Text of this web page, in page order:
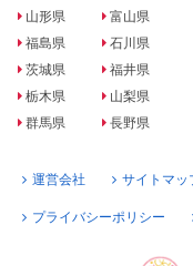
山形県
福島県
茨城県
栃木県
群馬県
富山県
石川県
福井県
山梨県
長野県
運営会社 サイトマッ
プライバシーポリシー